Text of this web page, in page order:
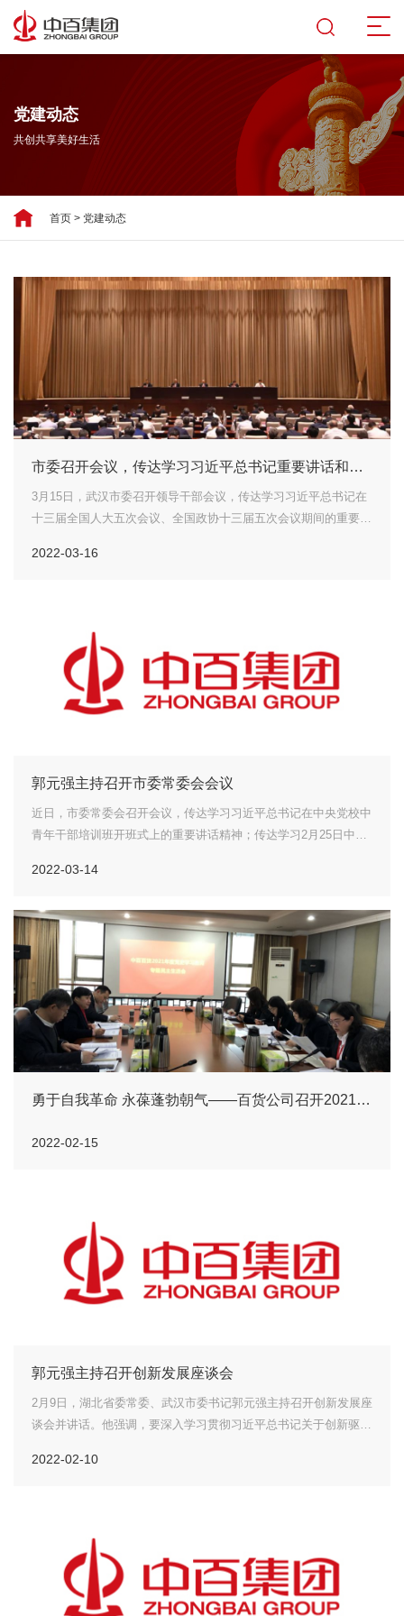
党建动态
共创共享美好生活
首页 > 党建动态
市委召开会议，传达学习习近平总书记重要讲话和全
3月15日，武汉市委召开领导干部会议，传达学习习近平总书记在
十三届全国人大五次会议、全国政协十三届五次会议期间的重要讲
并强调，要切实把思想和行动统一到习近平总书记重要讲话精神上
2022-03-16
郭元强主持召开市委常委会会议
近日，市委常委会召开会议，传达学习习近平总书记在中央党校中
青年干部培训班开班式上的重要讲话精神；传达学习2月25日中央
检察院检察长、公安厅局长会议精神，研究我市贯彻落实措施；审
2022-03-14
勇于自我革命 永葆蓬勃朝气——百货公司召开2021年
2022-02-15
郭元强主持召开创新发展座谈会
2月9日，湖北省委常委、武汉市委书记郭元强主持召开创新发展座
谈会并讲话。他强调，要深入学习贯彻习近平总书记关于创新驱动
创新驱动发展，把创新摆在事关全局的核心位置，系统推进、协同
2022-02-10